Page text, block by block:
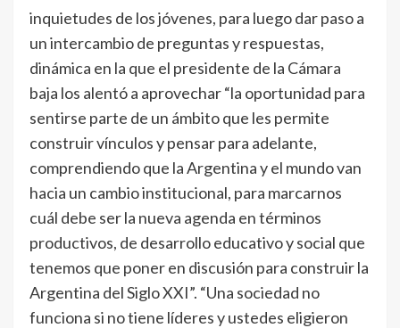
inquietudes de los jóvenes, para luego dar paso a
un intercambio de preguntas y respuestas,
dinámica en la que el presidente de la Cámara
baja los alentó a aprovechar “la oportunidad para
sentirse parte de un ámbito que les permite
construir vínculos y pensar para adelante,
comprendiendo que la Argentina y el mundo van
hacia un cambio institucional, para marcarnos
cuál debe ser la nueva agenda en términos
productivos, de desarrollo educativo y social que
tenemos que poner en discusión para construir la
Argentina del Siglo XXI”. “Una sociedad no
funciona si no tiene líderes y ustedes eligieron